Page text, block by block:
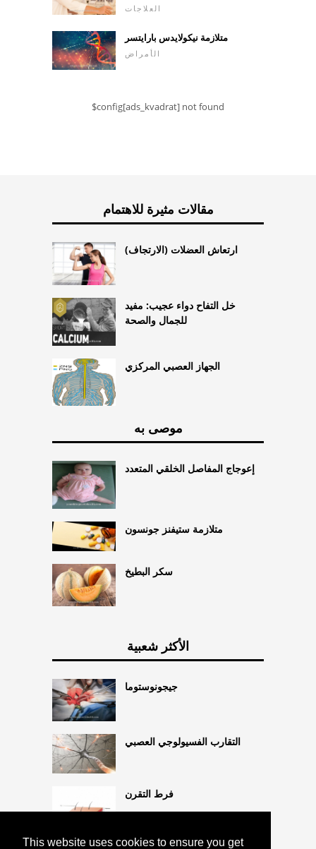
This website uses cookies to ensure you get
العلاجات
متلازمة نيكولايدس بارايتسر
الأمراض
$config[ads_kvadrat] not found
مقالات مثيرة للاهتمام
ارتعاش العضلات (الارتجاف)
خل التفاح دواء عجيب: مفيد
للجمال والصحة
الجهاز العصبي المركزي
موصى به
إعوجاج المفاصل الخلقي المتعدد
متلازمة ستيفنز جونسون
سكر البطيخ
الأكثر شعبية
جيجونوستوما
التقارب الفسيولوجي العصبي
فرط التقرن